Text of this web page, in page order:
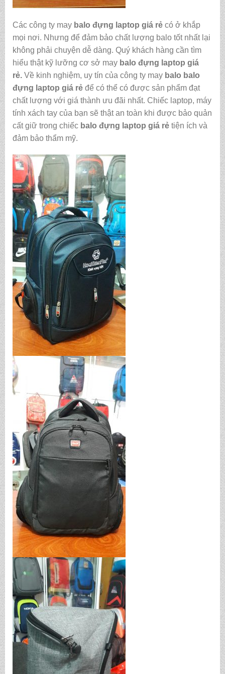
Các công ty may balo đựng laptop giá rẻ có ở khắp
mọi nơi. Nhưng để đảm bảo chất lượng balo tốt nhất lại
không phải chuyện dễ dàng. Quý khách hàng cần tìm
hiểu thật kỹ lưỡng cơ sở maybalo đựng laptop giá
rẻ. Về kinh nghiệm, uy tín của công ty may balo balo
đựng laptop giá rẻđể có thể có được sản phẩm đạt
chất lượng với giá thành ưu đãi nhất. Chiếc laptop, máy
tính xách tay của bạn sẽ thật an toàn khi được bảo quản
cất giữ trong chiếc balo đựng laptop giá rẻtiện ích và
đảm bảo thẩm mỹ.